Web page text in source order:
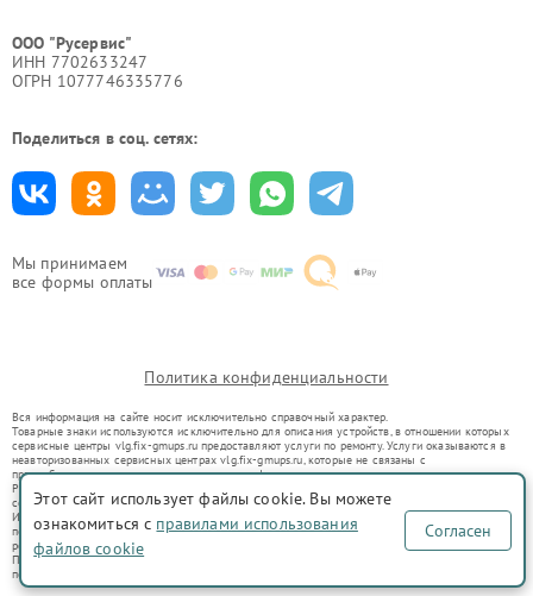
Мы принимаем
все формы оплаты
ООО "Русервис"
ИНН 7702633247
ОГРН 1077746335776
Поделиться в соц. сетях:
Политика конфиденциальности
Вся информация на сайте носит исключительно справочный характер.
Товарные знаки используются исключительно для описания устройств, в отношении которых
сервисные центры vlg.fix-gmups.ru предоставляют услуги по ремонту. Услуги оказываются в
неавторизованных сервисных центрах vlg.fix-gmups.ru, которые не связаны с
правообладателями товарных знаков или их официальными представителями.
Ремонт осуществляется для устройств, уже введенных в гражданский оборот в соответствии
со статьей 1487 ГК РФ.
Использование товарных знаков не преследует цели индивидуализации услуг или введения
потребителей в заблуждение, а служит для информирования о предоставляемых услугах по
ремонту техники указанных брендов.
Представленная на сайте информация не является публичной офертой, определяемой
положениями Статьи 437(2) Гражданского кодекса РФ
Этот сайт использует файлы cookie. Вы можете
ознакомиться с правилами использования
файлов cookie
Согласен